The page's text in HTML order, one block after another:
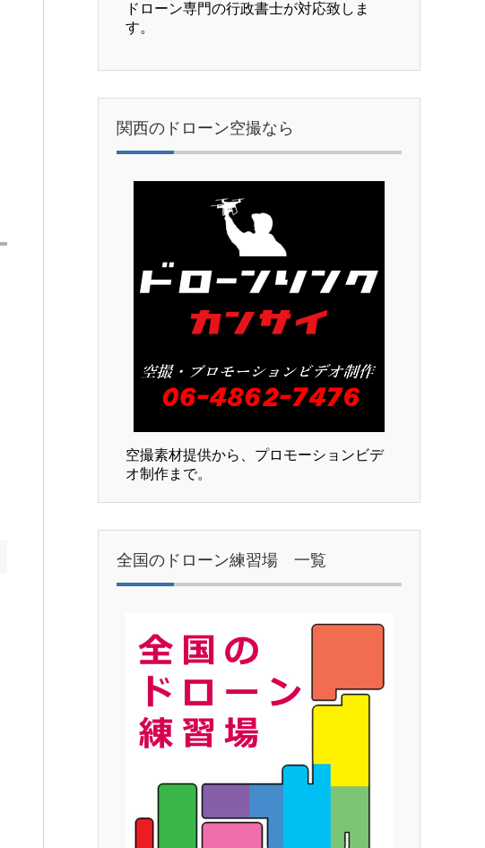
ドローン専門の行政書士が対応致しま
す。
関西のドローン空撮なら
空撮素材提供から、プロモーションビデ
オ制作まで。
全国のドローン練習場 一覧